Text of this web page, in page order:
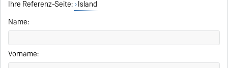
Ihre Referenz-Seite: Island
Name:
Vorname: